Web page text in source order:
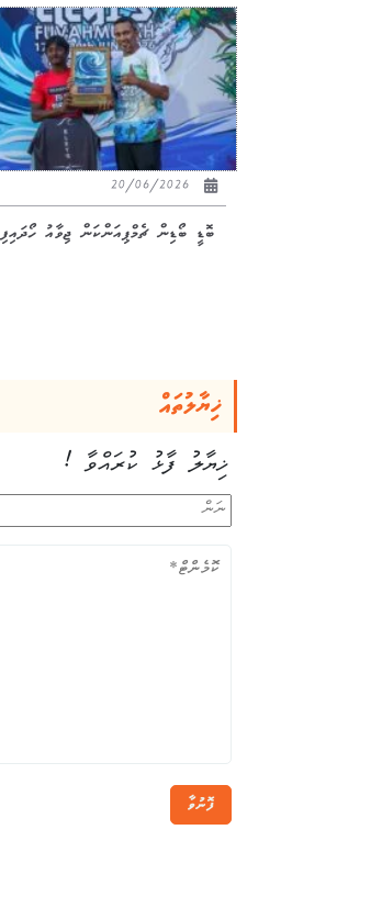
20/06/2026
ބޮޑީ ބޯޑިން ޗެމްޕިއަންކަން ޖިވާއު ހޯދައިފި
ޚިޔާލުތައް
ޚިޔާލު ފާޅު ކުރައްވާ !
ފޮނުވާ